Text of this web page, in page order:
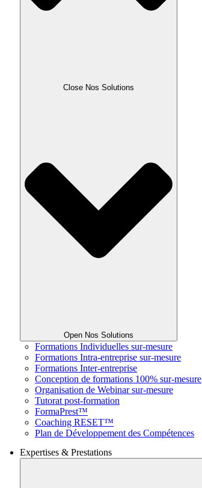
Close Nos Solutions
Open Nos Solutions
Formations Individuelles sur-mesure
Formations Intra-entreprise sur-mesure
Formations Inter-entreprise
Conception de formations 100% sur-mesure
Organisation de Webinar sur-mesure
Tutorat post-formation
FormaPrest™
Coaching RESET™
Plan de Développement des Compétences
Expertises & Prestations